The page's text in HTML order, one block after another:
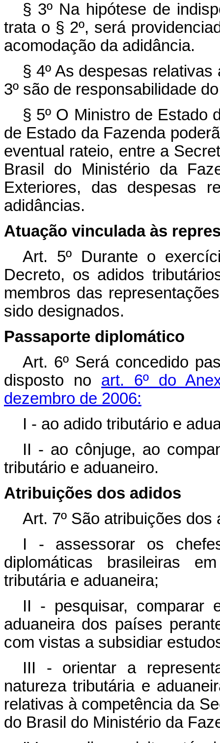
§ 3º Na hipótese de
trata o § 2º, será
acomodação da adidância.
§ 4º As despesas
3º são de responsabilidade
§ 5º O Ministro de Estado
de Estado da Fazenda
eventual rateio, entre a
Brasil do Ministério da
Exteriores, das despesas
adidâncias.
Atuação vinculada às
Art. 5º Durante o
Decreto, os adidos
membros das
sido designados.
Passaporte diplomático
Art. 6º Será concedido
disposto no art. 6º do
dezembro de 2006:
I - ao adido tributário e
II - ao cônjuge, ao
tributário e aduaneiro.
Atribuições dos adidos
Art. 7º São atribuições
I - assessorar os
diplomáticas brasileiras
tributária e aduaneira;
II - pesquisar, comparar
aduaneira dos países
com vistas a subsidiar
III - orientar a
natureza tributária e
relativas à competência da
do Brasil do Ministério da